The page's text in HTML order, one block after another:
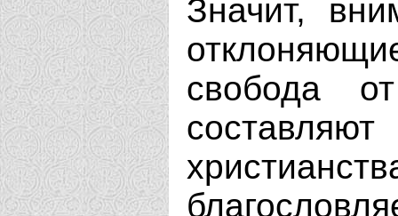
Значит,
свобода